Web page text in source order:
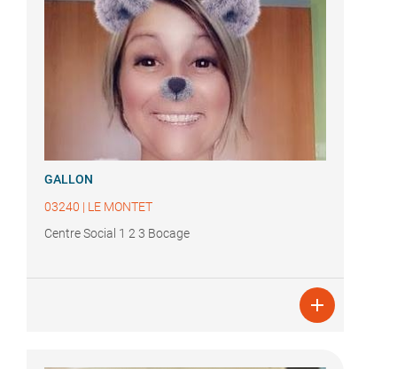
GALLON
03240 | LE MONTET
Centre Social 1 2 3 Bocage
